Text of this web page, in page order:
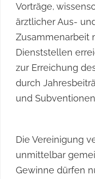
Vorträge,
ärztlicher Aus-
Zusammenarbeit
Dienststellen
zur Erreichung
durch
und
Die Vereinigung
unmittelbar
Gewinne dürfen